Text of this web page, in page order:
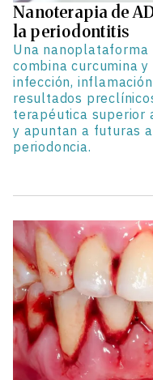
Nanoterapia de
la periodontitis
Una nanoplataforma
combina curcumina
infección,
resultados
terapéutica superior
y apuntan a futuras
periodoncia.